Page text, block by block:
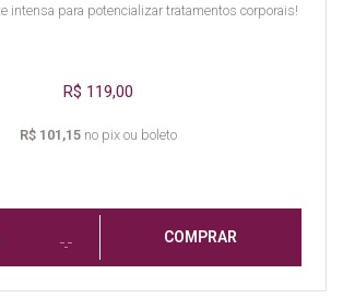
intensa para potencializar tratamentos corporais!
R$ 119,00
R$ 101,15 no pix ou boleto
COMPRAR